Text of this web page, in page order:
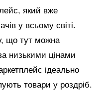
який вже
у всьому світі.
що тут можна
низькими цінами
ідеально
товари у роздріб.